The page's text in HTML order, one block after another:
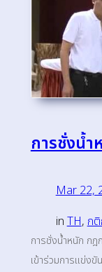
การชั่งน้ำ
Mar 22,
inTH, กติ
การชั่งน้ำหนัก กฎ
เข้าร่วมการแข่ง